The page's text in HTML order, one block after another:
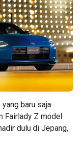
baru saja
Fairlady Z model
dulu di Jepang,